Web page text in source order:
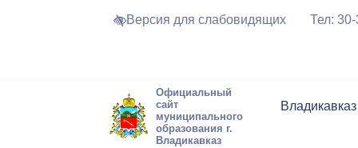
Версия для слабовидящих Тел:
Официальный
сайт
муниципального
образования г.
Владикавказ
Владикавказ